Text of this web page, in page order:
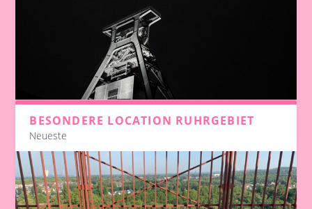
BESONDERE LOCATION RUHRGEBIET
Neueste